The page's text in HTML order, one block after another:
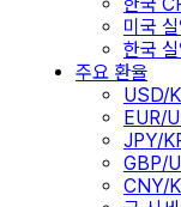
미국
한국
주요 환율
USD/
EUR/
JPY/
GBP/
CNY/